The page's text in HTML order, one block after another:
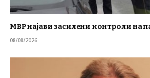
МВР најави засилени контроли на
08/08/2026